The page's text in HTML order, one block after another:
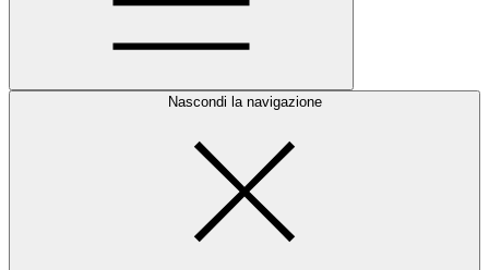
Nascondi la navigazione